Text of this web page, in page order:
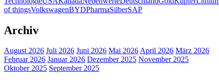
of thingsVolkswagenBYDPharmaSilberSAP
Archiv
August 2026 Juli 2026 Juni 2026 Mai 2026April 2026 März 2026
Februar 2026 Januar 2026 Dezember 2025 November 2025
Oktober 2025 September 2025